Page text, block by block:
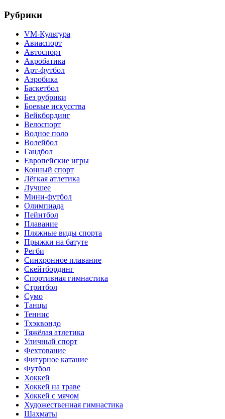
Рубрики
VM-Культура
Авиаспорт
Автоспорт
Акробатика
Арт-футбол
Аэробика
Баскетбол
Без рубрики
Боевые искусства
Вейкбординг
Велоспорт
Водное поло
Волейбол
Гандбол
Европейские игры
Конный спорт
Лёгкая атлетика
Лучшее
Мини-футбол
Олимпиада
Пейнтбол
Плавание
Пляжные виды спорта
Прыжки на батуте
Регби
Синхронное плавание
Скейтбординг
Спортивная гимнастика
Стритбол
Сумо
Танцы
Теннис
Тхэквондо
Тяжёлая атлетика
Уличный спорт
Фехтование
Фигурное катание
Футбол
Хоккей
Хоккей на траве
Хоккей с мячом
Художественная гимнастика
Шахматы